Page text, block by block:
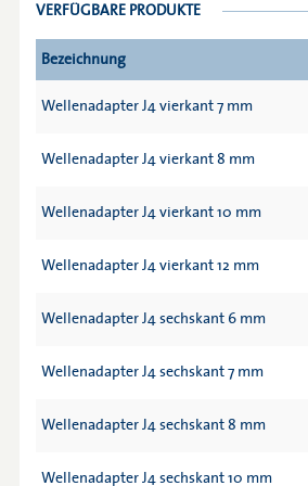
VERFÜGBARE PRODUKTE
Bezeichnung
Wellenadapter J4 vierkant 7 mm
Wellenadapter J4 vierkant 8 mm
Wellenadapter J4 vierkant 10 mm
Wellenadapter J4 vierkant 12 mm
Wellenadapter J4 sechskant 6 mm
Wellenadapter J4 sechskant 7 mm
Wellenadapter J4 sechskant 8 mm
Wellenadapter J4 sechskant 10 mm